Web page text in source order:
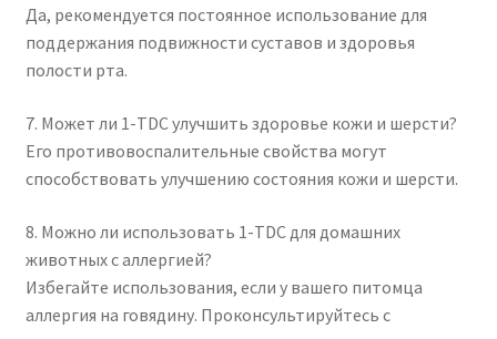
Да, рекомендуется постоянное использование для
поддержания подвижности суставов и здоровья
полости рта.
7. Может ли 1-TDC улучшить здоровье кожи и шерсти?
Его противовоспалительные свойства могут
способствовать улучшению состояния кожи и шерсти.
8. Можно ли использовать 1-TDC для домашних
животных с аллергией?
Избегайте использования, если у вашего питомца
аллергия на говядину. Проконсультируйтесь с